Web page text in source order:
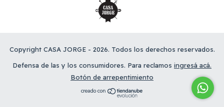
Copyright CASA JORGE - 2026. Todos los derechos reservados.
Defensa de las y los consumidores. Para reclamos ingresá acá.
Botón de arrepentimiento